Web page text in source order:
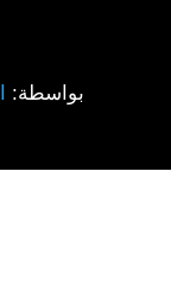
بواسطة: